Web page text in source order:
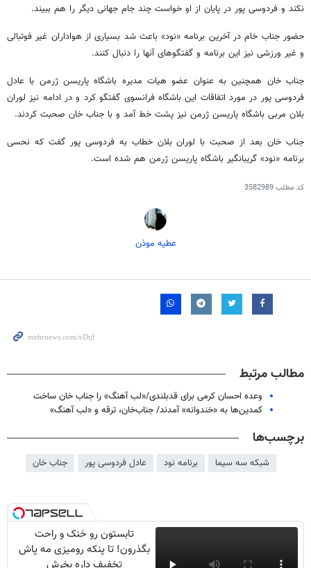
نکند و فردوسی پور در پایان از او خواست چند جام جهانی دیگر را هم ببیند.
حضور جناب خام در آخرین برنامه «نود» باعث شد بسیاری از هواداران غیر فوتبالی
و غیر ورزشی نیز این برنامه و گفتگوهای آنها را دنبال کنند.
جناب خان همچنین به عنوان عضو هیات مدیره باشگاه پاریسن ژرمن با عادل
فردوسی پور در مورد اتفاقات این باشگاه فرانسوی گفتگو کرد و در ادامه نیز لوران
بلان مربی باشگاه پاریسن ژرمن نیز پشت خط آمد و با جناب خان صحبت کردند.
جناب خان بعد از صحبت با لوران بلان خطاب به فردوسی پور گفت که نحسی
برنامه «نود» گریبانگیر باشگاه پاریسن ژرمن هم شده است.
کد مطلب3582989
عطیه موذن
مطالب مرتبط
وعده احسان کرمی برای قدبلندی/«لب آهنگ» را جناب خان ساخت
کمدین‌ها به «خندوانه» آمدند/ جناب‌خان، ترقه و «لب آهنگ»
برچسب‌ها
شبکه سه سیما برنامه نود عادل فردوسی پور جناب خان
تابستون رو خنک و راحت
بگذرون! تا پنکه رومیزی مه پاش
تخفیف داره بخرش